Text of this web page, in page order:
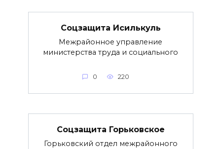
Соцзащита Исилькуль
Межрайонное управление
министерства труда и социального
0 220
Соцзащита Горьковское
Горьковский отдел межрайонного